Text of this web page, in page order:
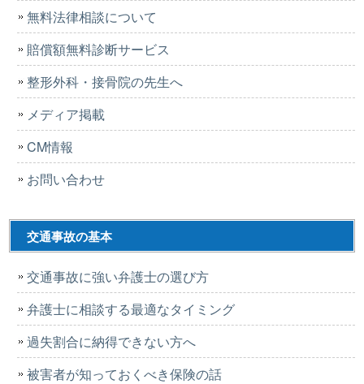
無料法律相談について
賠償額無料診断サービス
整形外科・接骨院の先生へ
メディア掲載
CM情報
お問い合わせ
交通事故の基本
交通事故に強い弁護士の選び方
弁護士に相談する最適なタイミング
過失割合に納得できない方へ
被害者が知っておくべき保険の話